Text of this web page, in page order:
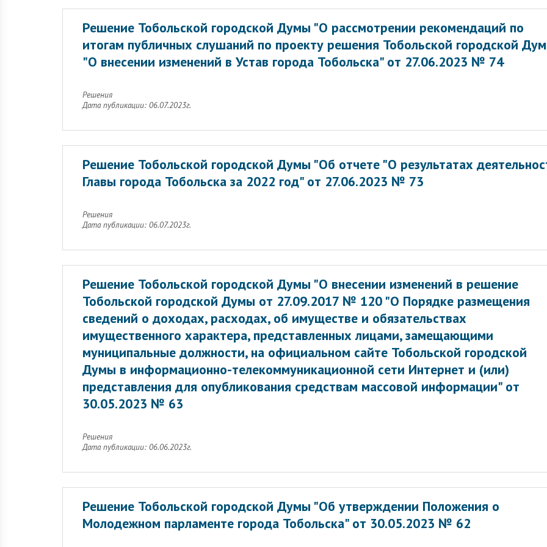
Решение Тобольской городской Думы "О рассмотрении рекомендаций по
итогам публичных слушаний по проекту решения Тобольской городской
"О внесении изменений в Устав города Тобольска" от 27.06.2023 № 74
Решения
Дата публикации: 06.07.2023г.
Решение Тобольской городской Думы "Об отчете "О результатах
Главы города Тобольска за 2022 год" от 27.06.2023 № 73
Решения
Дата публикации: 06.07.2023г.
Решение Тобольской городской Думы "О внесении изменений в решение
Тобольской городской Думы от 27.09.2017 № 120 "О Порядке размещения
сведений о доходах, расходах, об имуществе и обязательствах
имущественного характера, представленных лицами, замещающими
муниципальные должности, на официальном сайте Тобольской городской
Думы в информационно-телекоммуникационной сети Интернет и (или)
представления для опубликования средствам массовой информации" от
30.05.2023 № 63
Решения
Дата публикации: 06.06.2023г.
Решение Тобольской городской Думы "Об утверждении Положения о
Молодежном парламенте города Тобольска" от 30.05.2023 № 62